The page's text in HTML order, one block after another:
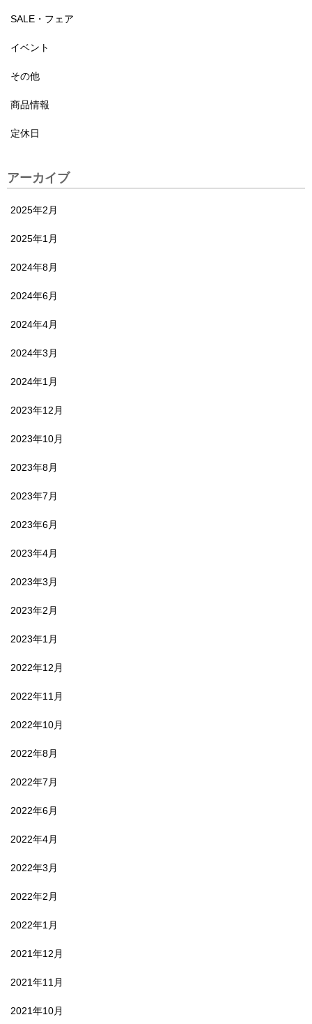
SALE・フェア
イベント
その他
商品情報
定休日
アーカイブ
2025年2月
2025年1月
2024年8月
2024年6月
2024年4月
2024年3月
2024年1月
2023年12月
2023年10月
2023年8月
2023年7月
2023年6月
2023年4月
2023年3月
2023年2月
2023年1月
2022年12月
2022年11月
2022年10月
2022年8月
2022年7月
2022年6月
2022年4月
2022年3月
2022年2月
2022年1月
2021年12月
2021年11月
2021年10月